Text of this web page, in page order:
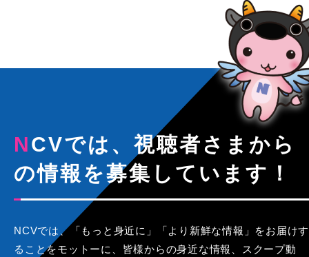
NCVでは、視聴者さまから
の情報を募集しています！
NCVでは、「もっと身近に」「より新鮮な情報」をお届けす
ることをモットーに、皆様からの身近な情報、スクープ動